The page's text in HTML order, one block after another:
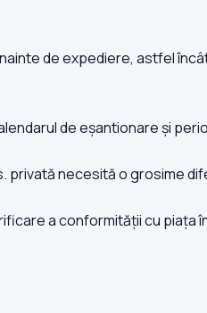
de expediere, astfel
de eșantionare și
necesită o grosime
a conformității cu piața